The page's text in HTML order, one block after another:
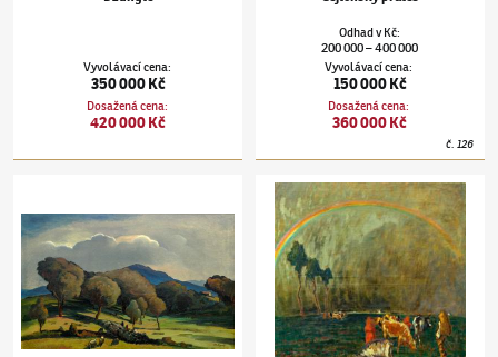
Vyvolávací cena:
350 000 Kč
Dosažená cena:
420 000 Kč
OdhadvKč:
200 000–400 000
Vyvolávací cena:
150 000 Kč
Dosažená cena:
360 000 Kč
č.126
Krajina se stádem ovcíOtakar Nejedlý(1883–1957)Krajina s